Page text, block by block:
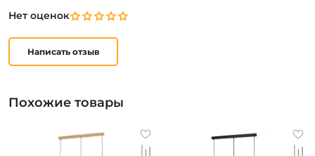
Нет оценок
Написать отзыв
Похожие товары